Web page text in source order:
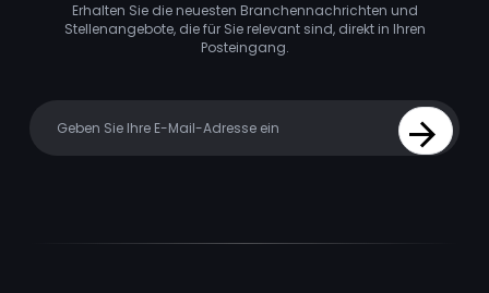
Erhalten Sie die neuesten Branchennachrichten und
Stellenangebote, die für Sie relevant sind, direkt in Ihren
Posteingang.
Sign Up